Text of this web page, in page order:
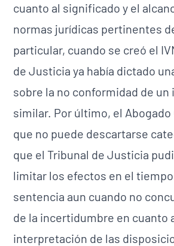
cuanto al significado y el
normas jurídicas pertinentes
particular, cuando se creó el
de Justicia ya había dictado
sobre la no conformidad de un
similar. Por último, el Abogado
que no puede descartarse
que el Tribunal de Justicia
limitar los efectos en el
sentencia aun cuando no
de la incertidumbre en cuanto
interpretación de las